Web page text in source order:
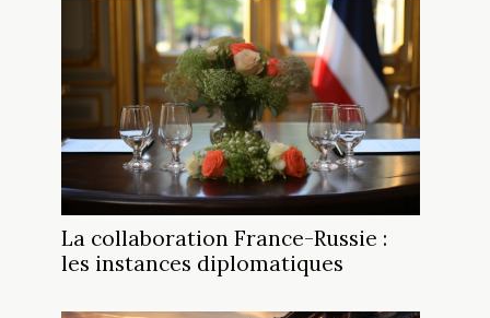
La collaboration France-Russie :
les instances diplomatiques